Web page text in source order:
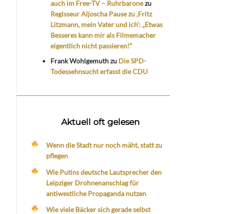
auch im Free-TV – Ruhrbaronezu
Regisseur Aljoscha Pause zu ‚Fritz
Litzmann, mein Vater und ich‘: „Etwas
Besseres kann mir als Filmemacher
eigentlich nicht passieren!“
Frank Wohlgemuthzu Die SPD-
Todessehnsucht erfasst die CDU
Aktuell oft gelesen
Wenn die Stadt nur noch mäht, statt zu
pflegen
Wie Putins deutsche Lautsprecher den
Leipziger Drohnenanschlag für
antiwestliche Propaganda nutzen
Wie viele Bäcker sich gerade selbst